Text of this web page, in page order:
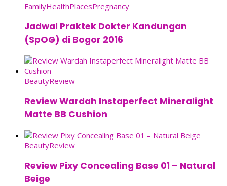
FamilyHealthPlacesPregnancy
Jadwal Praktek Dokter Kandungan
(SpOG) di Bogor 2016
BeautyReview
Review Wardah Instaperfect Mineralight
Matte BB Cushion
BeautyReview
Review Pixy Concealing Base 01 – Natural
Beige